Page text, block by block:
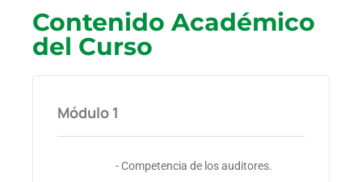
Contenido Académico
del Curso
Módulo 1
- Competencia de los auditores.